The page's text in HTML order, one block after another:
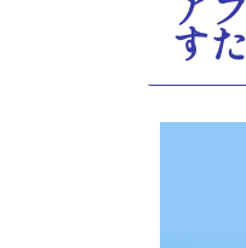
す